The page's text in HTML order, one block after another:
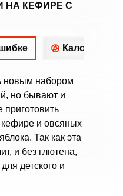
НА КЕФИРЕ С
новым набором
но бывают и
и овсяных
Так как эта
и без глютена,
детского и